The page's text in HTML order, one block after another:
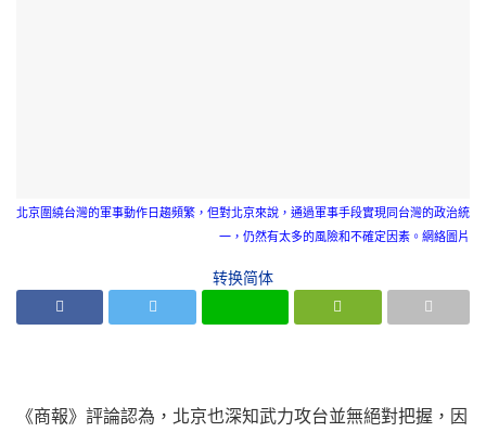
北京圍繞台灣的軍事動作日趨頻繁，但對北京來說，通過軍事手段實現同台灣的政治統
一，仍然有太多的風險和不確定因素。網絡圖片
转换简体
《商報》評論認為，北京也深知武力攻台並無絕對把握，因